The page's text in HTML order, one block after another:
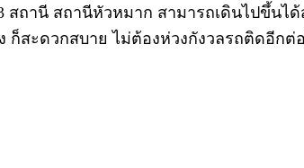
ถานี สถานีหัวหมาก สามารถเดินไปขึ้นไ
ก็สะดวกสบาย ไม่ต้องห่วงกังวลรถติดอีกต่